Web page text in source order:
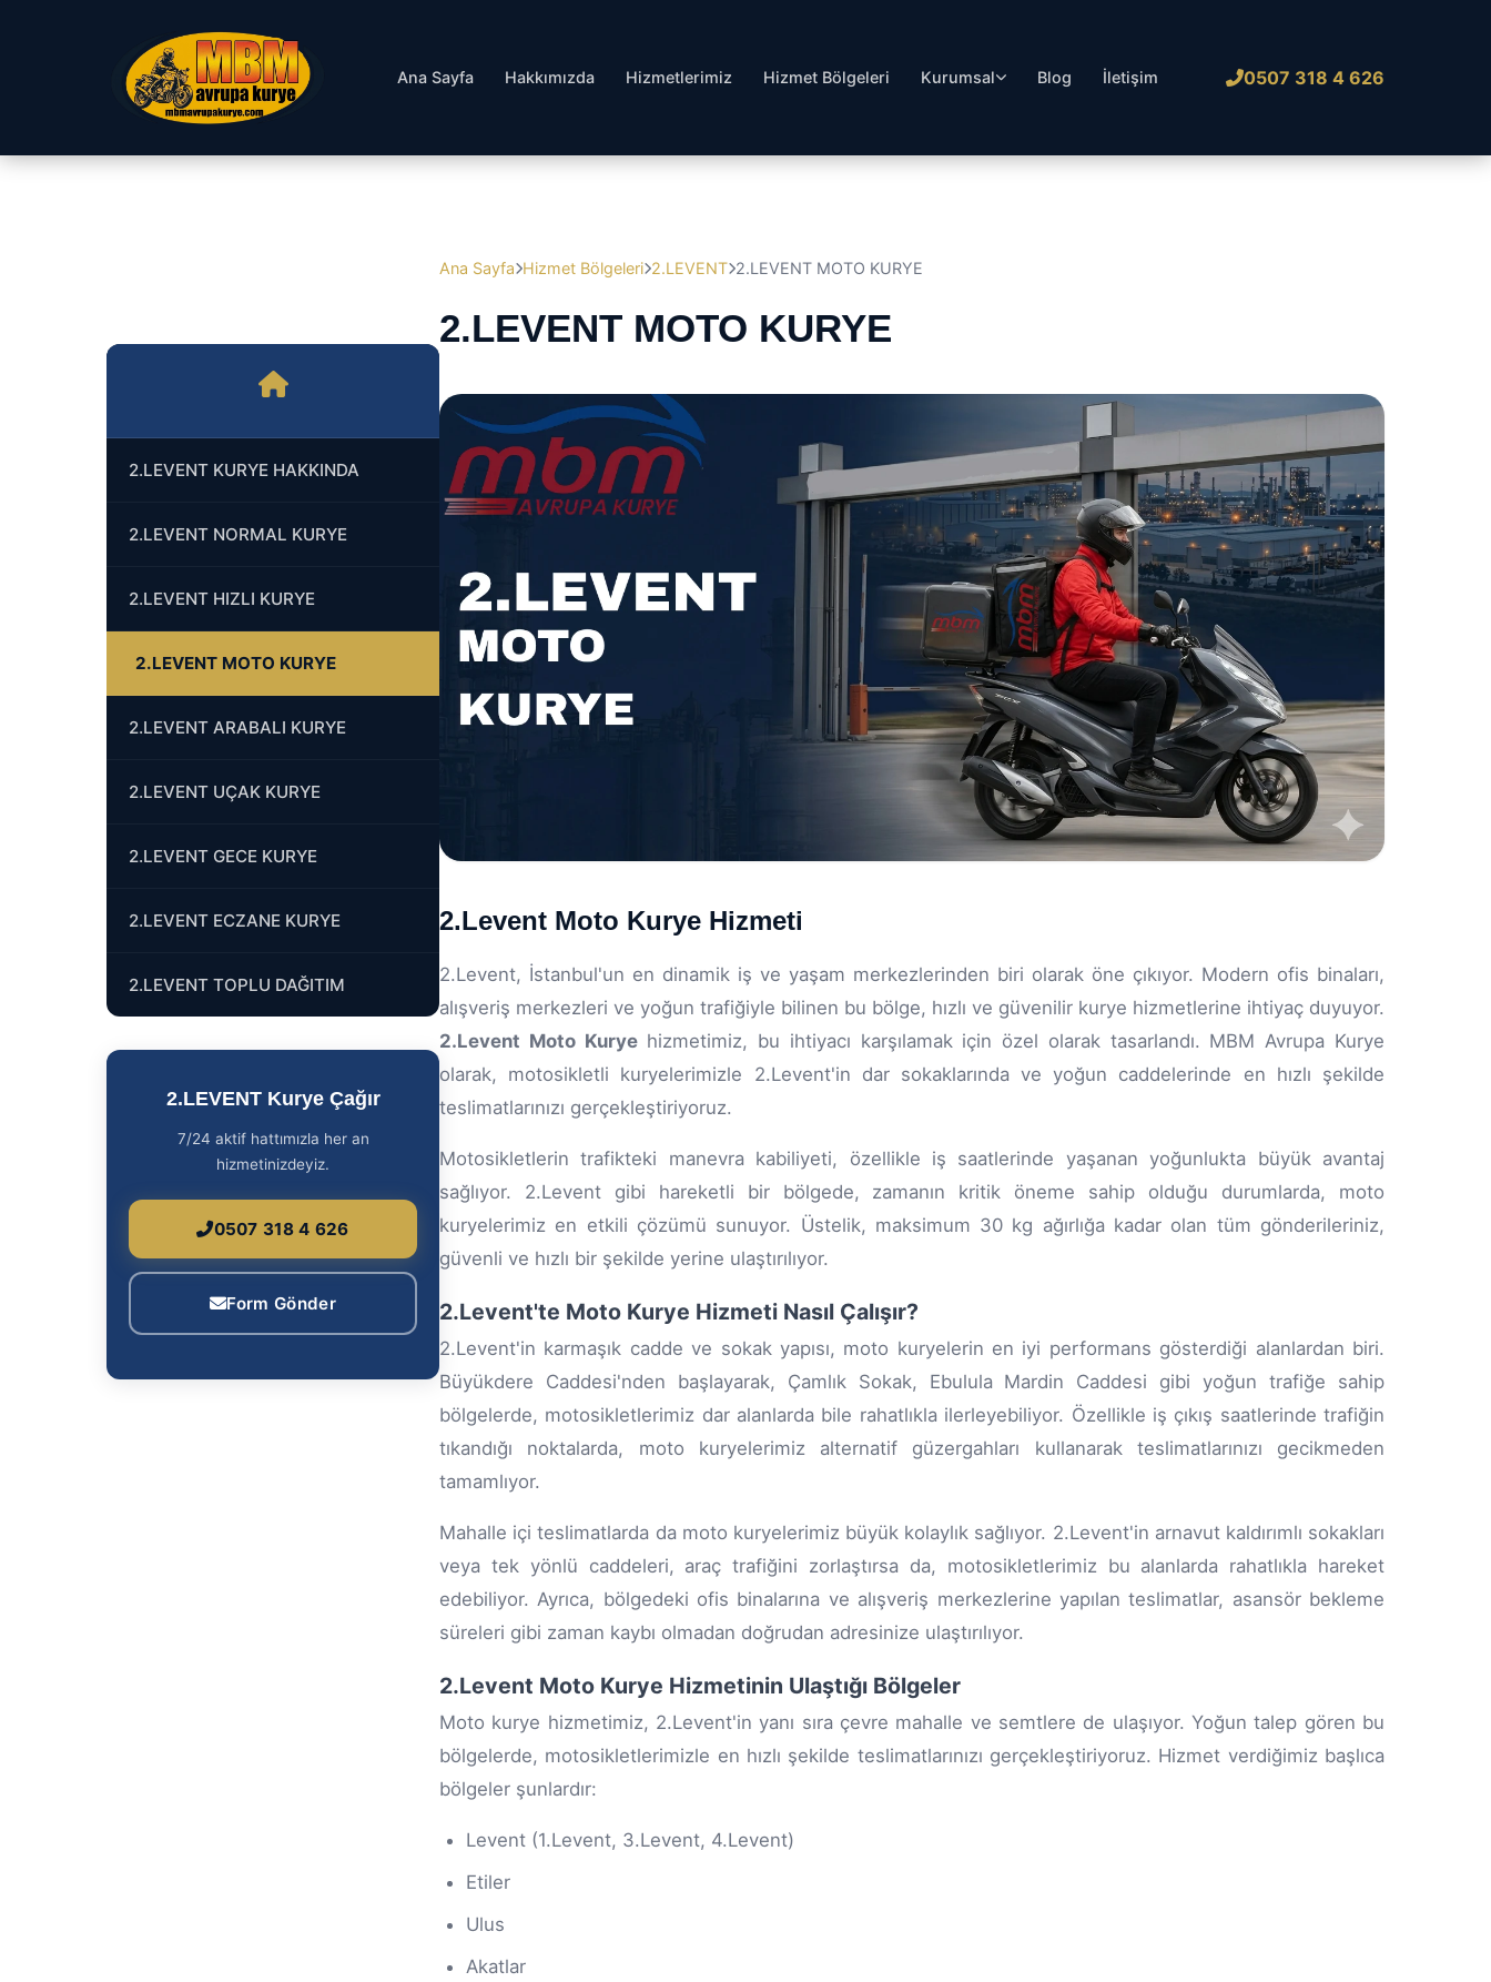
Ana Sayfa Hakkımızda Hizmetlerimiz Hizmet Bölgeleri Kurumsal Blog İletişim 0507 318 4 626
2.LEVENT KURYE HAKKINDA
2.LEVENT NORMAL KURYE
2.LEVENT HIZLI KURYE
2.LEVENT MOTO KURYE
2.LEVENT ARABALI KURYE
2.LEVENT UÇAK KURYE
2.LEVENT GECE KURYE
2.LEVENT ECZANE KURYE
2.LEVENT TOPLU DAĞITIM
2.LEVENT Kurye Çağır
7/24 aktif hattımızla her an
hizmetinizdeyiz.
0507 318 4 626
Form Gönder
Ana Sayfa Hizmet Bölgeleri 2.LEVENT 2.LEVENT MOTO KURYE
2.LEVENT MOTO KURYE
2.Levent Moto Kurye Hizmeti
2.Levent, İstanbul'un en dinamik iş ve yaşam merkezlerinden biri olarak öne çıkıyor. Modern ofis binaları,
alışveriş merkezleri ve yoğun trafiğiyle bilinen bu bölge, hızlı ve güvenilir kurye hizmetlerine ihtiyaç duyuyor.
2.Levent Moto Kuryehizmetimiz, bu ihtiyacı karşılamak için özel olarak tasarlandı. MBM Avrupa Kurye
olarak, motosikletli kuryelerimizle 2.Levent'in dar sokaklarında ve yoğun caddelerinde en hızlı şekilde
teslimatlarınızı gerçekleştiriyoruz.
Motosikletlerin trafikteki manevra kabiliyeti, özellikle iş saatlerinde yaşanan yoğunlukta büyük avantaj
sağlıyor. 2.Levent gibi hareketli bir bölgede, zamanın kritik öneme sahip olduğu durumlarda, moto
kuryelerimiz en etkili çözümü sunuyor. Üstelik, maksimum 30 kg ağırlığa kadar olan tüm gönderileriniz,
güvenli ve hızlı bir şekilde yerine ulaştırılıyor.
2.Levent'te Moto Kurye Hizmeti Nasıl Çalışır?
2.Levent'in karmaşık cadde ve sokak yapısı, moto kuryelerin en iyi performans gösterdiği alanlardan biri.
Büyükdere Caddesi'nden başlayarak, Çamlık Sokak, Ebulula Mardin Caddesi gibi yoğun trafiğe sahip
bölgelerde, motosikletlerimiz dar alanlarda bile rahatlıkla ilerleyebiliyor. Özellikle iş çıkış saatlerinde trafiğin
tıkandığı noktalarda, moto kuryelerimiz alternatif güzergahları kullanarak teslimatlarınızı gecikmeden
tamamlıyor.
Mahalle içi teslimatlarda da moto kuryelerimiz büyük kolaylık sağlıyor. 2.Levent'in arnavut kaldırımlı sokakları
veya tek yönlü caddeleri, araç trafiğini zorlaştırsa da, motosikletlerimiz bu alanlarda rahatlıkla hareket
edebiliyor. Ayrıca, bölgedeki ofis binalarına ve alışveriş merkezlerine yapılan teslimatlar, asansör bekleme
süreleri gibi zaman kaybı olmadan doğrudan adresinize ulaştırılıyor.
2.Levent Moto Kurye Hizmetinin Ulaştığı Bölgeler
Moto kurye hizmetimiz, 2.Levent'in yanı sıra çevre mahalle ve semtlere de ulaşıyor. Yoğun talep gören bu
bölgelerde, motosikletlerimizle en hızlı şekilde teslimatlarınızı gerçekleştiriyoruz. Hizmet verdiğimiz başlıca
bölgeler şunlardır:
Levent (1.Levent, 3.Levent, 4.Levent)
Etiler
Ulus
Akatlar